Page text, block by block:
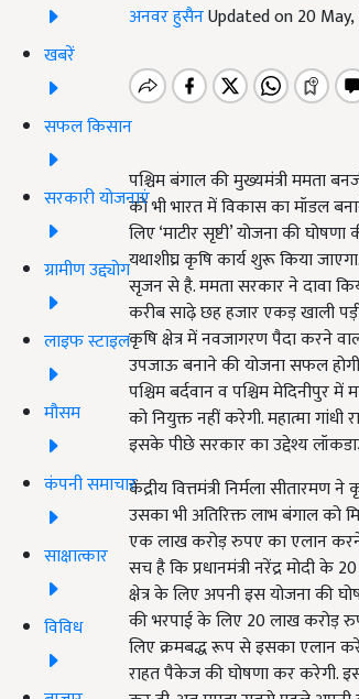
खबरें
सफल किसान
सरकारी योजनाएं
ग्रामीण उद्द्योग
लाइफ स्टाइल
मौसम
कंपनी समाचार
साक्षात्कार
विविध
अनवर हुसैनUpdated on 20
पश्चिम बंगाल की मुख्यमंत्री ममता
को भी भारत में विकास का मॉडल
लिए ‘माटीर सृष्टी’ योजना की
यथाशीघ्र कृषि कार्य शुरू किया
सृजन से है. ममता सरकार ने दावा
करीब साढ़े छह हजार एकड़ खाली
कृषि क्षेत्र में नवजागरण पैदा करने
उपजाऊ बनाने की योजना सफल
पश्चिम बर्दवान व पश्चिम मेदिनीपुर
को नियुक्त नहीं करेगी. महात्मा गांधी
इसके पीछे सरकार का उद्देश्य
केंद्रीय वित्तमंत्री निर्मला
उसका भी अतिरिक्त लाभ बंगाल को
एक लाख करोड़ रुपए का एलान करने
सच है कि प्रधानमंत्री नरेंद्र मोदी
क्षेत्र के लिए अपनी इस योजना की
की भरपाई के लिए 20 लाख करोड़
लिए क्रमबद्ध रूप से इसका एलान
राहत पैकेज की घोषणा कर करेगी.